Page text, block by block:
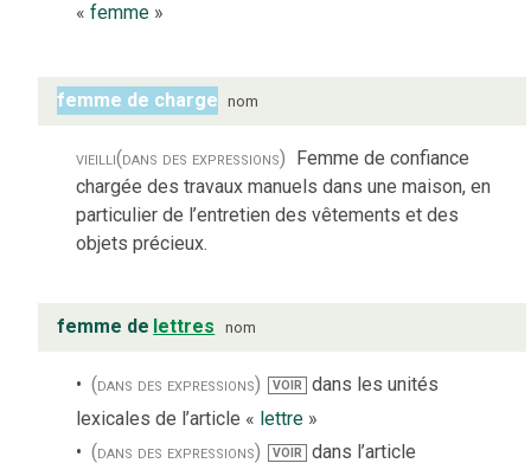
« femme »
femme de charge nom
vieilli(dans des expressions) Femme de confiance
chargée des travaux manuels dans une maison, en
particulier de l’entretien des vêtements et des
objets précieux.
femme de lettres nom
(dans des expressions) VOIR dans les unités
lexicales de l’article « lettre »
(dans des expressions)
VOIR dans l’article